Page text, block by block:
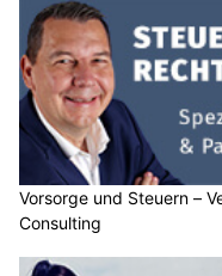
Vorsorge und Steuern –
Consulting